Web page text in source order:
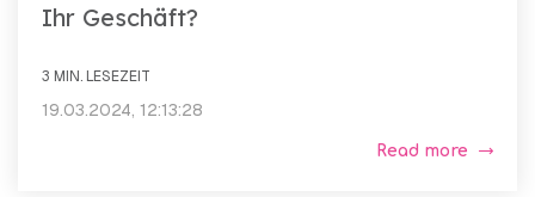
Ihr Geschäft?
3 MIN. LESEZEIT
19.03.2024, 12:13:28
Read more